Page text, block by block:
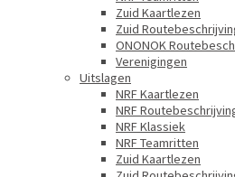
Zuid Kaartlezen
Zuid
ONONOK
Verenigingen
Uitslagen
NRF Kaartlezen
NRF
NRF Klassiek
NRF Teamritten
Zuid Kaartlezen